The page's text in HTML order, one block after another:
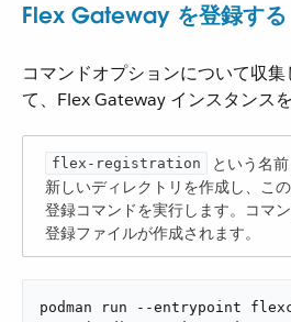
Flex Gateway を登録する
コマンドオプションについて収
て、Flex Gateway インスタンスを
flex-registration
という名
新しいディレクトリを作成し、こ
登録コマンドを実行します。コマ
登録ファイルが作成されます。
podman run --entrypoint